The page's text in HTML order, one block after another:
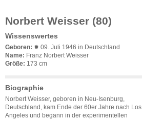
Norbert Weisser (80)
Wissenswertes
Geboren: ✹ 09. Juli 1946 in Deutschland
Name: Franz Norbert Weisser
Größe: 173 cm
Biographie
Norbert Weisser, geboren in Neu-Isenburg,
Deutschland, kam Ende der 60er Jahre nach Los
Angeles und begann in der experimentellen